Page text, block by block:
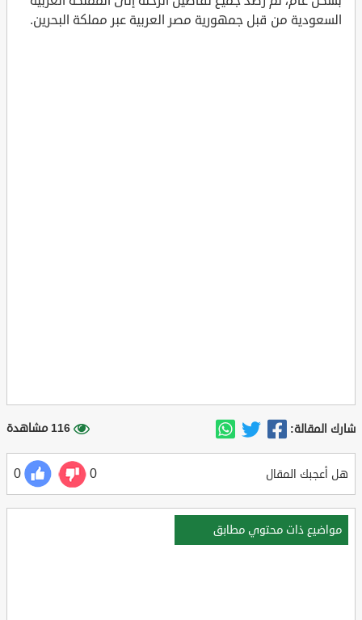
السعودية من قبل جمهورية مصر العربية عبر مملكة البحرين.
شارك المقالة: 116 مشاهدة
هل أعجبك المقال 0
0
مواضيع ذات محتوي مطابق